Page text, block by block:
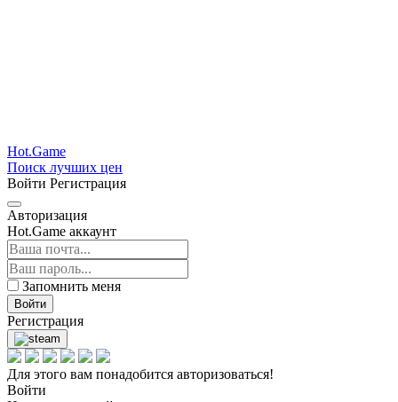
Hot.Game
Поиск лучших цен
Войти Регистрация
Авторизация
Hot.Game аккаунт
Запомнить меня
Войти
Регистрация
Для этого вам понадобится авторизоваться!
Войти